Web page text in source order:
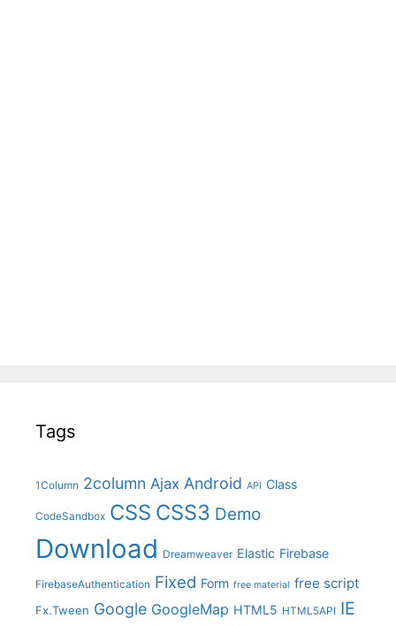
Tags
1Column 2column Ajax Android API Class
CodeSandbox CSS CSS3 Demo
Download Dreamweaver Elastic Firebase
FirebaseAuthentication Fixed Form free material free script
Fx.Tween Google GoogleMap HTML5 HTML5API IE